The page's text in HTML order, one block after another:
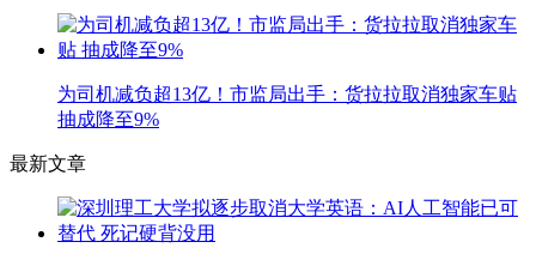
为司机减负超13亿！市监局出手：货拉拉取消独家车贴
抽成降至9%
最新文章